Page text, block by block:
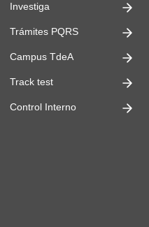
Investiga
Trámites PQRS
Campus TdeA
Track test
Control Interno